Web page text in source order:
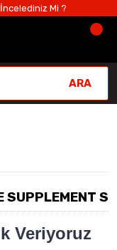
Mi ?
ARA
SUPPLEMENT
Veriyoruz